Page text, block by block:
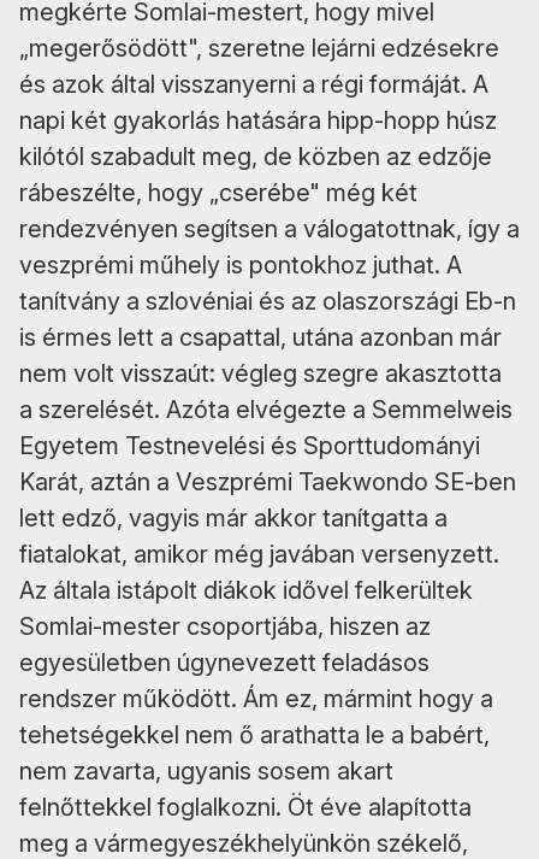
megkérte Somlai-mestert, hogy mivel
„megerősödött", szeretne lejárni edzésekre
és azok által visszanyerni a régi formáját. A
napi két gyakorlás hatására hipp-hopp húsz
kilótól szabadult meg, de közben az edzője
rábeszélte, hogy „cserébe" még két
rendezvényen segítsen a válogatottnak, így a
veszprémi műhely is pontokhoz juthat. A
tanítvány a szlovéniai és az olaszországi Eb-n
is érmes lett a csapattal, utána azonban már
nem volt visszaút: végleg szegre akasztotta
a szerelését. Azóta elvégezte a Semmelweis
Egyetem Testnevelési és Sporttudományi
Karát, aztán a Veszprémi Taekwondo SE-ben
lett edző, vagyis már akkor tanítgatta a
fiatalokat, amikor még javában versenyzett.
Az általa istápolt diákok idővel felkerültek
Somlai-mester csoportjába, hiszen az
egyesületben úgynevezett feladásos
rendszer működött. Ám ez, mármint hogy a
tehetségekkel nem ő arathatta le a babért,
nem zavarta, ugyanis sosem akart
felnőttekkel foglalkozni. Öt éve alapította
meg a vármegyeszékhelyünkön székelő,